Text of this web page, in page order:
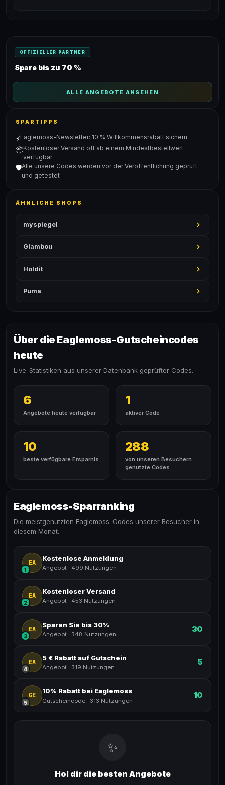
OFFIZIELLER PARTNER
Spare bis zu 70 %
ALLE ANGEBOTE ANSEHEN
SPARTIPPS
⚡Eaglemoss-Newsletter: 10 % Willkommensrabatt sichern
📦Kostenloser Versand oft ab einem Mindestbestellwert
verfügbar
🛡️Alle unsere Codes werden vor der Veröffentlichung geprüft
und getestet
ÄHNLICHE SHOPS
myspiegel
Glambou
Holdit
Puma
Über die Eaglemoss-Gutscheincodes
heute
Live-Statistiken aus unserer Datenbank geprüfter Codes.
6
Angebote heute verfügbar
1
aktiver Code
10
beste verfügbare Ersparnis
288
von unseren Besuchern
genutzte Codes
Eaglemoss-Sparranking
Die meistgenutzten Eaglemoss-Codes unserer Besucher in
diesem Monat.
EA
1
Kostenlose Anmeldung
Angebot · 499 Nutzungen
EA
2
Kostenloser Versand
Angebot · 453 Nutzungen
EA
3
Sparen Sie bis 30%
Angebot · 348 Nutzungen
30
EA
4
5 € Rabatt auf Gutschein
Angebot · 319 Nutzungen
5
GE
5
10% Rabatt bei Eaglemoss
Gutscheincode · 313 Nutzungen
10
✨
Hol dir die besten Angebote